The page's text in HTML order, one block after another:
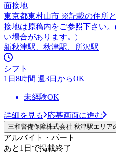
面接地
東京都東村山市 ※記載の住所
接地は原稿内をご参照下さい
い場合があります。)
新秋津駅、秋津駅、所沢駅
シフト
1日8時間 週3日からOK
未経験OK
詳細を見る 応募画面に進む
三和警備保障株式会社 秋津駅エリア
アルバイト・パート
あと1日で掲載終了